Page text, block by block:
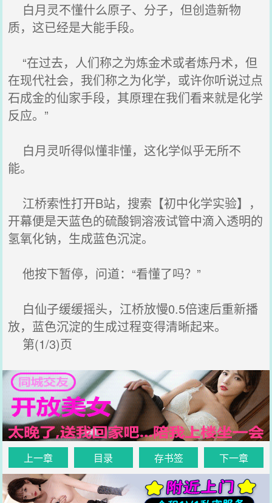
白月灵不懂什么原子、分子，但创造新物
质，这已经是大能手段。
“在过去，人们称之为炼金术或者炼丹术，但
在现代社会，我们称之为化学，或许你听说过点
石成金的仙家手段，其原理在我们看来就是化学
反应。”
白月灵听得似懂非懂，这化学似乎无所不
能。
江桥索性打开B站，搜索【初中化学实验】，
开幕便是天蓝色的硫酸铜溶液试管中滴入透明的
氢氧化钠，生成蓝色沉淀。
他按下暂停，问道：“看懂了吗？”
白仙子缓缓摇头，江桥放慢0.5倍速后重新播
放，蓝色沉淀的生成过程变得清晰起来。
第(1/3)页
上一章 目录 存书签 下一章